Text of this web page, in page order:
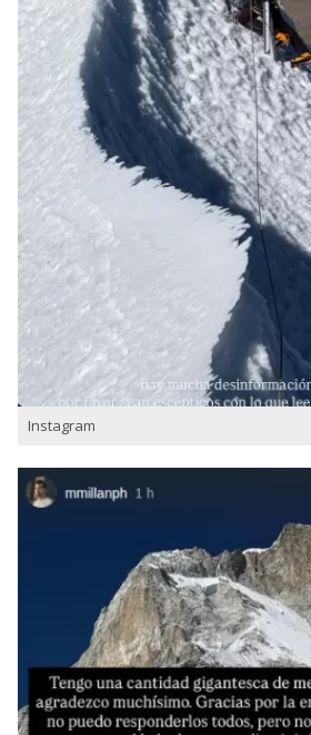
Instagram